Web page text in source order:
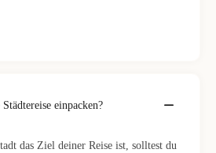
einpacken?
das Ziel deiner Reise ist, solltest du